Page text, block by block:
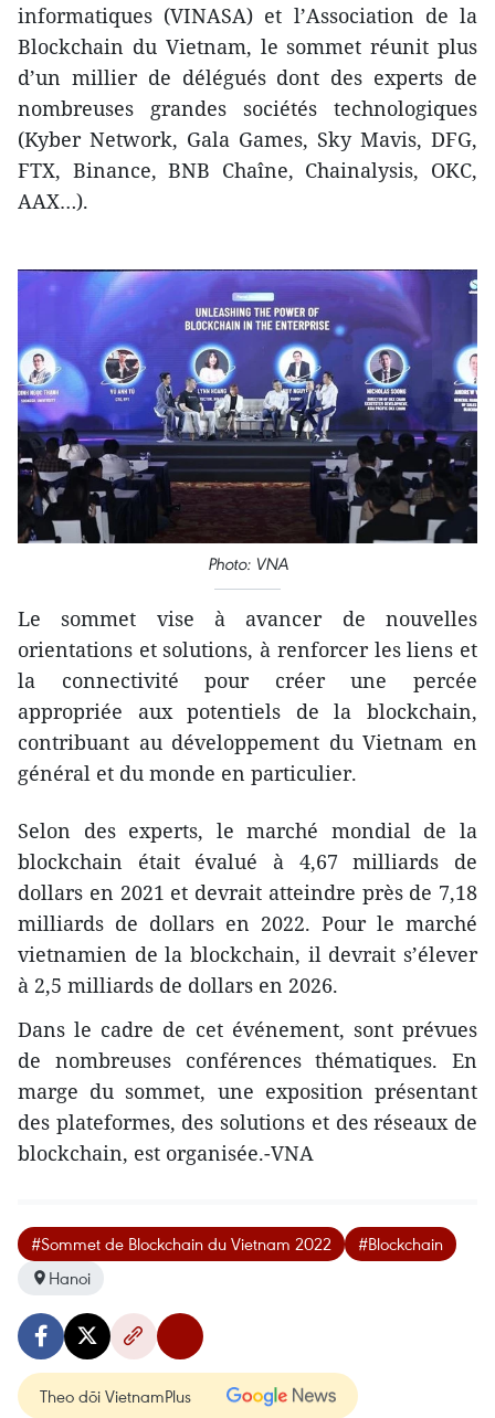
informatiques (VINASA) et l’Association de la
Blockchain du Vietnam, le sommet réunit plus
d’un millier de délégués dont des experts de
nombreuses grandes sociétés technologiques
(Kyber Network, Gala Games, Sky Mavis, DFG,
FTX, Binance, BNB Chaîne, Chainalysis, OKC,
AAX…).
Photo: VNA
Le sommet vise à avancer de nouvelles
orientations et solutions, à renforcer les liens et
la connectivité pour créer une percée
appropriée aux potentiels de la blockchain,
contribuant au développement du Vietnam en
général et du monde en particulier.
Selon des experts, le marché mondial de la
blockchain était évalué à 4,67 milliards de
dollars en 2021 et devrait atteindre près de 7,18
milliards de dollars en 2022. Pour le marché
vietnamien de la blockchain, il devrait s’élever
à 2,5 milliards de dollars en 2026.
Dans le cadre de cet événement, sont prévues
de nombreuses conférences thématiques. En
marge du sommet, une exposition présentant
des plateformes, des solutions et des réseaux de
blockchain, est organisée.-VNA
#Sommet de Blockchain du Vietnam 2022
#Blockchain
Hanoi
Theo dõi VietnamPlus